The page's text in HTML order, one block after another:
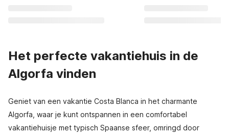
Het perfecte vakantiehuis in de
Algorfa vinden
Geniet van een vakantie Costa Blanca in het charmante
Algorfa, waar je kunt ontspannen in een comfortabel
vakantiehuisje met typisch Spaanse sfeer, omringd door